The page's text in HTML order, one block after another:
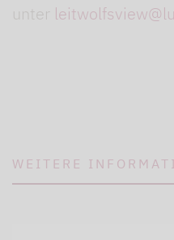
unter
WEITERE